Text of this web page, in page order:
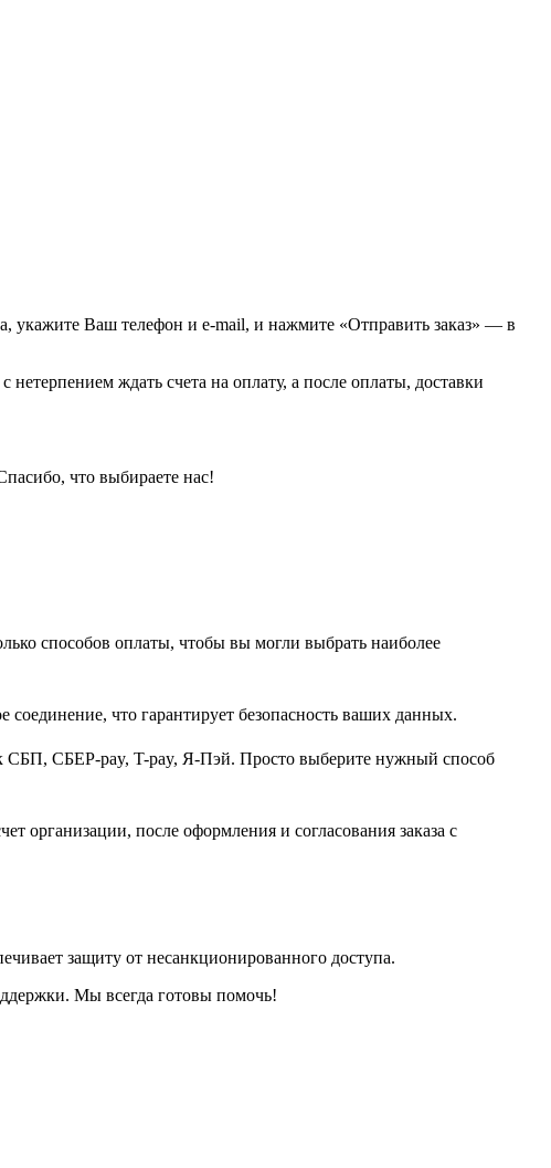
укажите Ваш телефон и e-mail, и нажмите «Отправить заказ» — в
ждать счета на оплату, а после оплаты, доставки
что выбираете нас!
способов оплаты, чтобы вы могли выбрать наиболее
что гарантирует безопасность ваших данных.
СБП, СБЕР-pay, T-pay, Я-Пэй. Просто выберите нужный способ
организации, после оформления и согласования заказа с
защиту от несанкционированного доступа.
Мы всегда готовы помочь!